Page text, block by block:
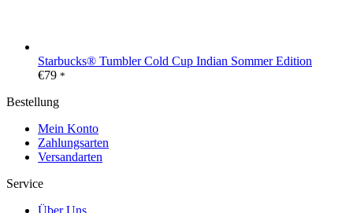
Starbucks® Tumbler Cold Cup Indian Sommer Edition
€79 *
Bestellung
Mein Konto
Zahlungsarten
Versandarten
Service
Über Uns